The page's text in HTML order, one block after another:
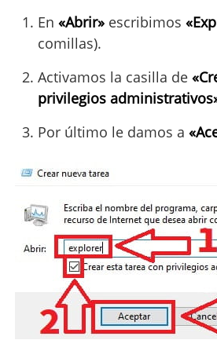
En «Abrir» escribimos
comillas).
Activamos la casilla de
privilegios
Por último le damos a